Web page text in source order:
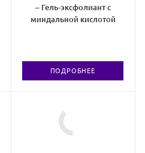
– Гель-эксфолиант с
миндальной кислотой
ПОДРОБНЕЕ